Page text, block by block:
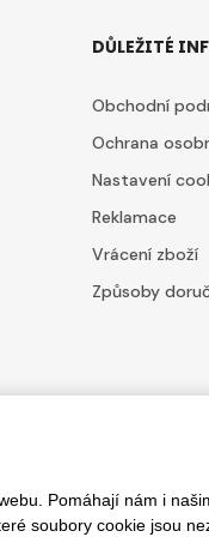
DŮLEŽITÉ
Obchodní
Ochrana
Nastavení
Reklamace
Vrácení zboží
Způsoby